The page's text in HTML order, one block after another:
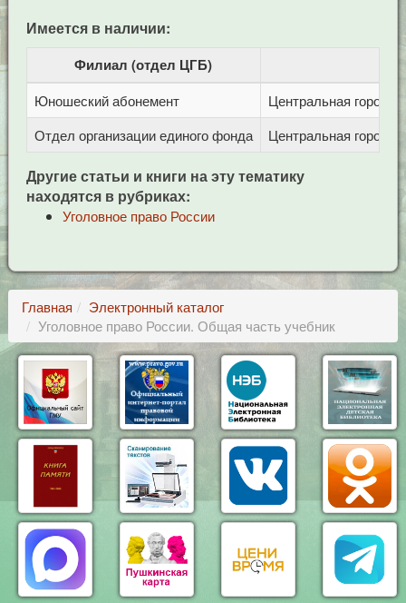
Имеется в наличии:
Филиал (отдел ЦГБ)
Юношеский абонемент
Центральная
Отдел организации единого фонда
Центральная
Другие статьи и книги на эту тематику
находятся в рубриках:
Уголовное право России
Главная
Электронный каталог
Уголовное право России. Общая часть учебник